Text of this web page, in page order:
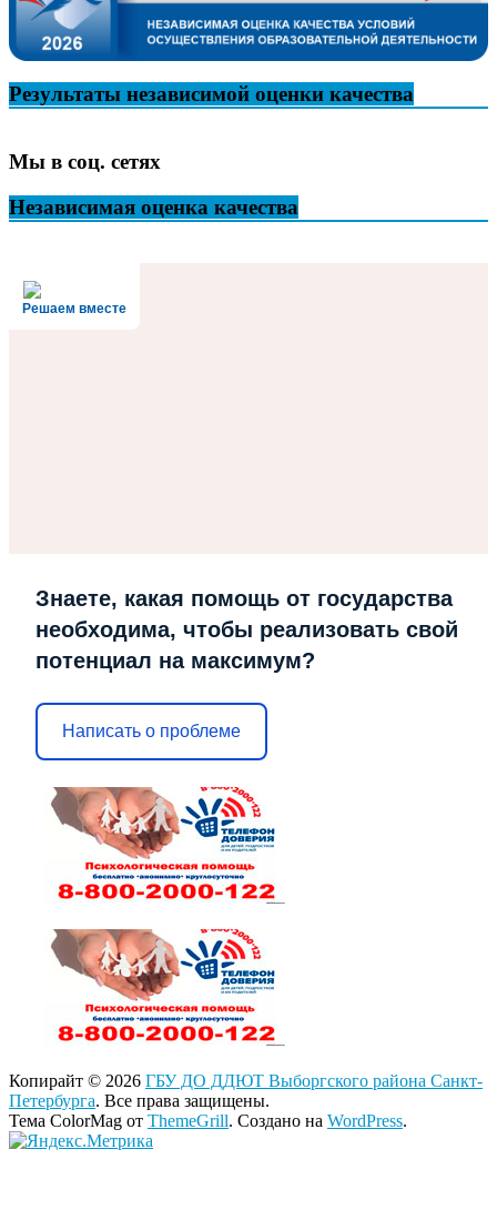
Результаты независимой оценки качества
Мы в соц. сетях
Независимая оценка качества
Решаем вместе
Знаете, какая помощь от государства
необходима, чтобы реализовать свой
потенциал на максимум?
Написать о проблеме
Копирайт © 2026 ГБУ ДО ДДЮТ Выборгского района Санкт-
Петербурга. Все права защищены.
Тема ColorMag от ThemeGrill. Создано на WordPress.